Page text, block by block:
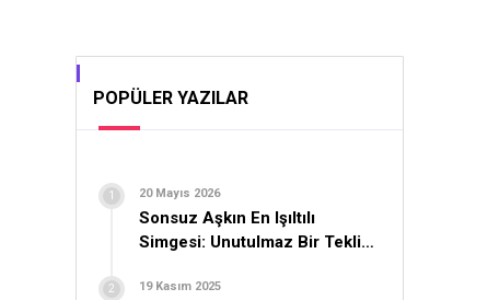
POPÜLER YAZILAR
20 Mayıs 2026
Sonsuz Aşkın En Işıltılı
Simgesi: Unutulmaz Bir Teklif
19 Kasım 2025